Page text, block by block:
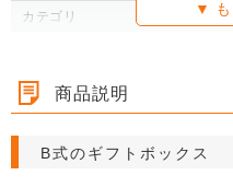
カテゴリ
クラフトボックス（デザイン）
商品説明
B式のギフトボックス